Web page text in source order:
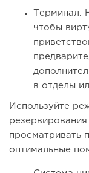
Терминал.
чтобы
в отделы
Используйте
просматривать
оптимальные